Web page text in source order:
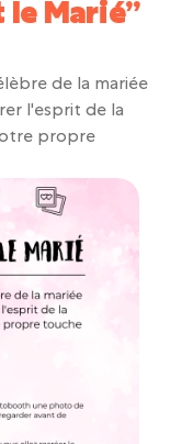
le Marié”
de la mariée
l'esprit de la
propre